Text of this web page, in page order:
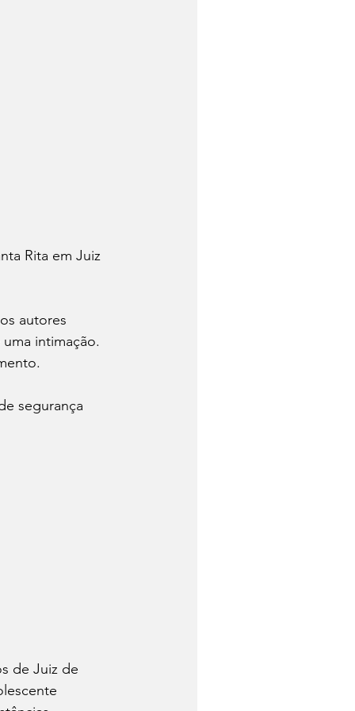
Rita em Juiz
autores
intimação.
segurança
de Juiz de